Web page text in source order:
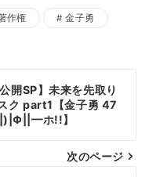
作権 金子勇
開SP】未来を先取り
ク part1【金子勇 47
ホ!!】
次のページ